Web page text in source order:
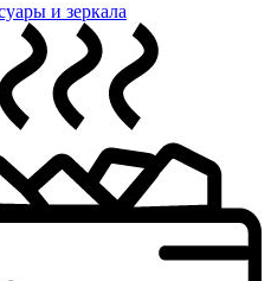
и зеркала